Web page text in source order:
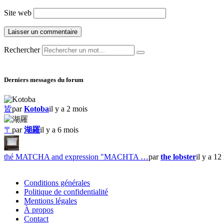
Site web
Rechercher
Derniers messages du forum
皆parKotobail y a 2 mois
〒 par湖羅il y a 6 mois
thé MATCHA and expression "MACHTA …parthe lobsteril y a 12
Conditions générales
Politique de confidentialité
Mentions légales
À propos
Contact